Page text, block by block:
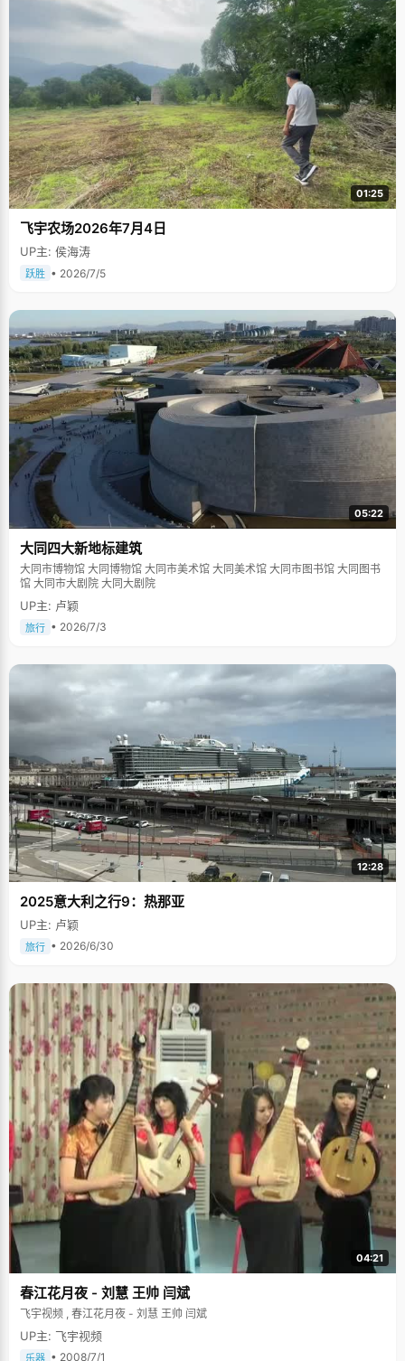
01:25
飞宇农场2026年7月4日
UP主: 侯海涛
跃胜 • 2026/7/5
05:22
大同四大新地标建筑
大同市博物馆 大同博物馆 大同市美术馆 大同美术馆 大同市图书馆 大同图书
馆 大同市大剧院 大同大剧院
UP主: 卢颖
旅行 • 2026/7/3
12:28
2025意大利之行9：热那亚
UP主: 卢颖
旅行 • 2026/6/30
04:21
春江花月夜 - 刘慧 王帅 闫斌
飞宇视频 , 春江花月夜 - 刘慧 王帅 闫斌
UP主: 飞宇视频
乐器 • 2008/7/1